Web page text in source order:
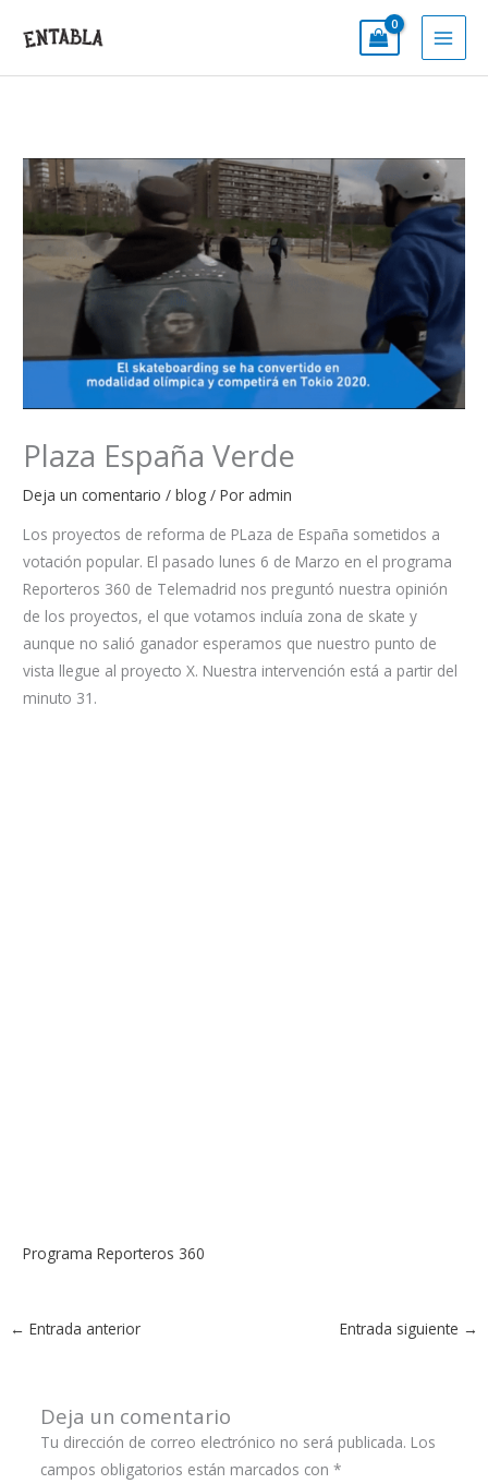
Plaza España Verde
Deja un comentario /blog / Por admin
Los proyectos de reforma de PLaza de España sometidos a
votación popular. El pasado lunes 6 de Marzo en el programa
Reporteros 360 de Telemadrid nos preguntó nuestra opinión
de los proyectos, el que votamos incluía zona de skate y
aunque no salió ganador esperamos que nuestro punto de
vista llegue al proyecto X. Nuestra intervención está a partir del
minuto 31.
Programa Reporteros 360
← Entrada anterior Entrada siguiente →
Deja un comentario
Tu dirección de correo electrónico no será publicada. Los
campos obligatorios están marcados con *